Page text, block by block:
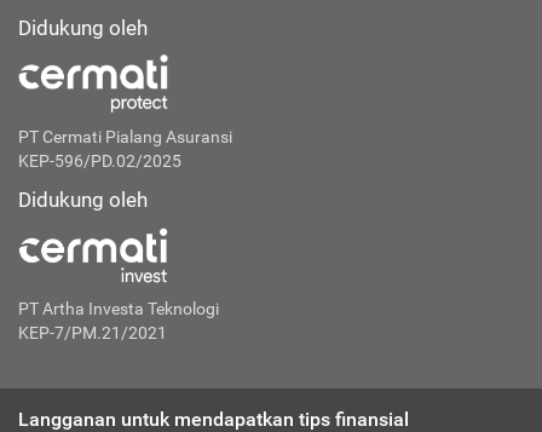
Didukung oleh
PT Cermati Pialang Asuransi
KEP-596/PD.02/2025
Didukung oleh
PT Artha Investa Teknologi
KEP-7/PM.21/2021
Langganan untuk mendapatkan tips finansial